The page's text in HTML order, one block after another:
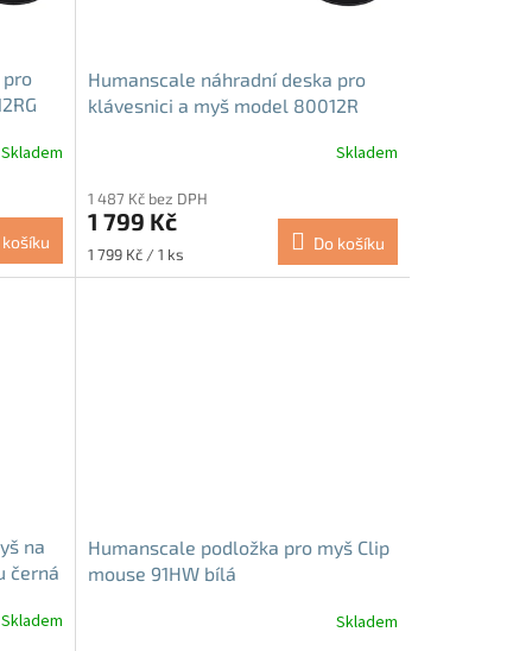
pro
Skladem
košíku
Humanscale náhradní deska pro
klávesnici a myš model 80012R
Skladem
1 487 Kč bez DPH
1 799 Kč
Měrná
cena:
1 799 Kč / 1 ks
Do košíku
na
černá
Skladem
Humanscale podložka pro myš Clip
mouse 91HW bílá
Skladem